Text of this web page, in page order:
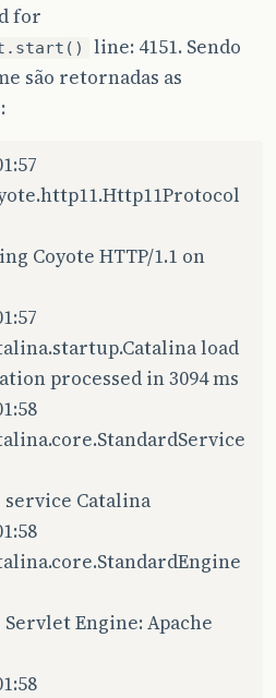
for
line: 4151. Sendo
são retornadas as
Coyote HTTP/1.1 on
load
processed in 3094 ms
service Catalina
Engine: Apache